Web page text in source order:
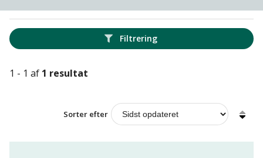
Filtrering
1 - 1 af 1 resultat
Sorter efter